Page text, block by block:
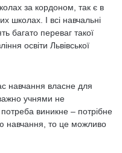
за кордоном, так є в
школах. І всі навчальні
багато переваг такої
освіти Львівської
навчання власне для
учнями не
виникне – потрібне
навчання, то це можливо